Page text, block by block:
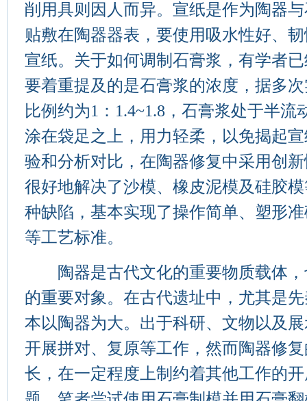
削用具则因人而异。宣纸是作为陶器
贴敷在陶器器表，要使用吸水性好、
宣纸。关于如何调制石膏浆，有学者
要着重提及的是石膏浆的浓度，据多
比例约为1：1.4~1.8，石膏浆处于半
涂在袋足之上，用力轻柔，以免揭起
验和分析对比，在陶器修复中采用创
很好地解决了沙模、橡皮泥模及硅胶
种缺陷，基本实现了操作简单、塑形
等工艺标准。
陶器是古代文化的重要物质载体，
的重要对象。在古代遗址中，尤其是
本以陶器为大。出于科研、文物以及
开展拼对、复原等工作，然而陶器修
长，在一定程度上制约着其他工作的